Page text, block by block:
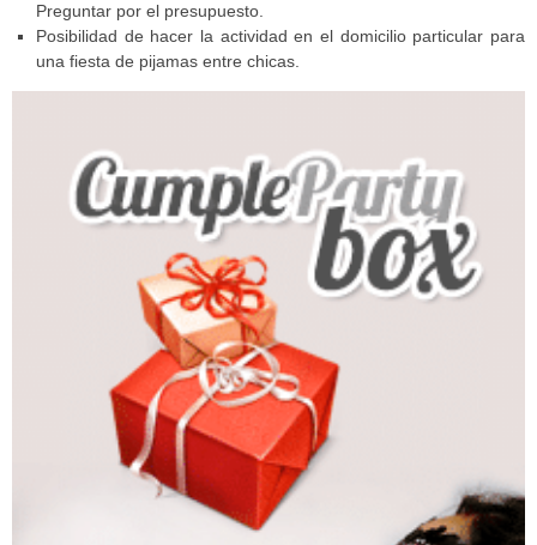
Preguntar por el presupuesto.
Posibilidad de hacer la actividad en el domicilio particular para
una fiesta de pijamas entre chicas.